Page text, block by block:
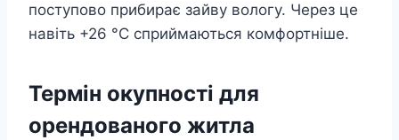
поступово прибирає зайву вологу. Через це
навіть +26 °C сприймаються комфортніше.
Термін окупності для
орендованого житла